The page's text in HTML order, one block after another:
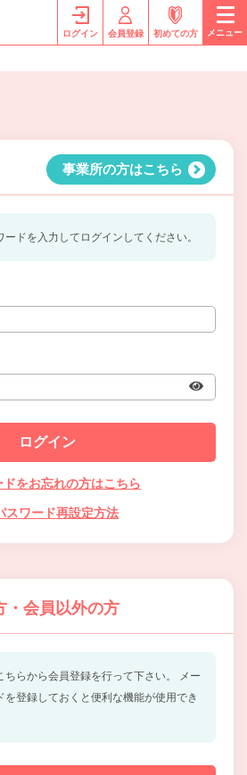
ログイン 会員登録 初めての方 メニュー
事業所の方はこちら
ドを入力してログインしてください。
ドをお忘れの方はこちら
スワード再設定方法
・会員以外の方
らから会員登録を行って下さい。
メー
を登録しておくと便利な機能が使用でき